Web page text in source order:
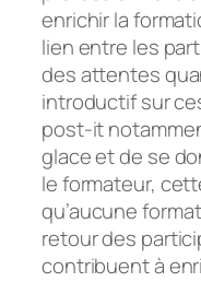
enrichir la
lien entre les
des attentes
introductif sur
post-it
glace et de se
le formateur,
qu’aucune
retour des
contribuent à